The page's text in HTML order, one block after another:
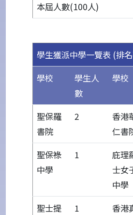
本屆人數(100人)
學生獲派中學一覽表 (排
學校
學生人
數
學校
聖保羅
書院
2
香港
仁書
聖保祿
中學
1
庇理
士女
中學
聖士提
1
香港